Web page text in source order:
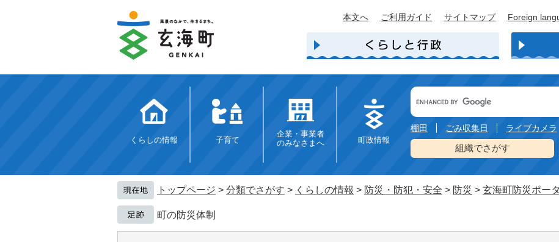
本文へ ご利用ガイド サイトマップ Foreign
くらしの情報 子育て
企業・事業者
のみなさまへ
町政情報
Google
カ
ス
タ
ム
検
索
棚田 ごみ収集日 ライブカメラ
組織でさがす
トップページ > 分類でさがす > くらしの情報 > 防災・防犯・安全 > 防災 > 玄海町防災ポー
町の防災体制